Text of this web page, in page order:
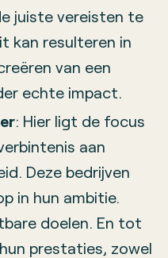
juiste vereisten te
kan resulteren in
van een
echte impact.
: Hier ligt de focus
aan
Deze bedrijven
in hun ambitie.
doelen. En tot
prestaties, zowel